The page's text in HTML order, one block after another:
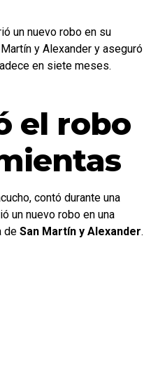
un nuevo robo en su
y Alexander y aseguró
en siete meses.
el robo
contó durante una
un nuevo robo en una
de San Martín y Alexander.